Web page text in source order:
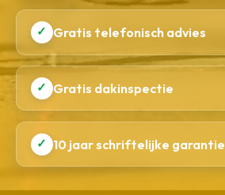
✓ Gratis telefonisch advies
✓ Gratis dakinspectie
✓ 10 jaar schriftelijke garantie